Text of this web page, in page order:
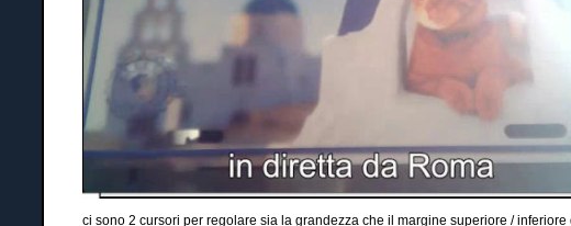
ci sono 2 cursori per regolare sia la grandezza che il margine superiore / inferiore